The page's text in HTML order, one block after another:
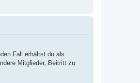
Fall erhältst du als
Mitglieder, Beitritt zu